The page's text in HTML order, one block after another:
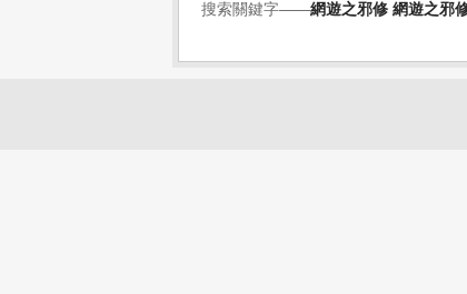
搜索關鍵字——網遊之邪修 網遊之邪